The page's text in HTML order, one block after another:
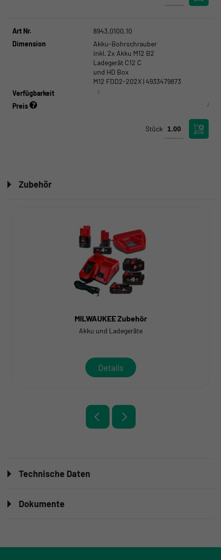
Art Nr.
8943.0100.10
Dimension
Akku-Bohrschrauber
inkl. 2x Akku M12 B2
Ladegerät C12 C
und HD Box
M12 FDD2-202X | 4933479873
Verfügbarkeit
Preis
Stück
Zubehör
MILWAUKEE Zubehör
Akku und Ladegeräte
Details
Technische Daten
Dokumente